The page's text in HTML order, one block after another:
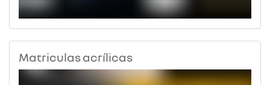
Matriculas acrílicas